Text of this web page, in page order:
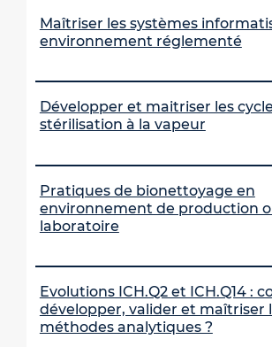
Maîtriser les systèmes
environnement réglementé
Développer et maitriser les
stérilisation à la vapeur
Pratiques de bionettoyage en
environnement de production
laboratoire
Evolutions ICH.Q2 et ICH.Q14 :
développer, valider et maîtriser
méthodes analytiques ?